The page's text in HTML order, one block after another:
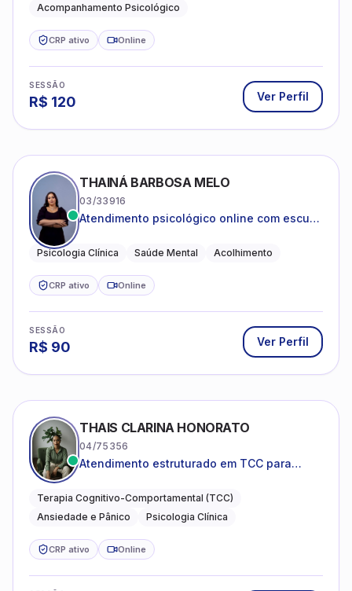
Acompanhamento Psicológico
CRP ativo Online
SESSÃO
R$ 120 Ver Perfil
THAINÁ BARBOSA MELO
03/33916
Atendimento psicológico online com escuta
emocional
Psicologia Clínica Saúde Mental Acolhimento
CRP ativo Online
SESSÃO
R$ 90 Ver Perfil
THAIS CLARINA HONORATO
04/75356
Atendimento estruturado em TCC para
excessiva
Terapia Cognitivo-Comportamental (TCC)
Ansiedade e Pânico
Psicologia Clínica
CRP ativo Online